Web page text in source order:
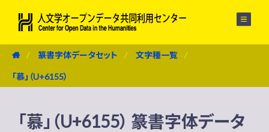
篆書字体データセット 文字種一覧
「慕」（U+6155）
「慕」（U+6155） 篆書字体データ